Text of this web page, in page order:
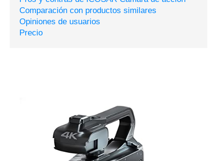
Comparación con productos similares
Opiniones de usuarios
Precio